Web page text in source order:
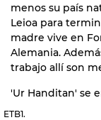
menos su país
Leioa para
madre vive en
Alemania.
trabajo allí son
'Ur Handitan' se
ETB1.